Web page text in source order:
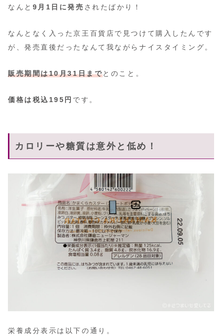
なんと 9月1日に発売 されたばかり！
なんとなく入った京王百貨店で見つけて購入したんです
が、発売直後だったなんて我ながらナイスタイミング。
販売期間は10月31日までとのこと。
価格は税込195円 です。
カロリーや糖質は意外と低め！
栄養成分表示は以下の通り。